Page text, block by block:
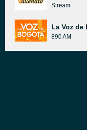
Stream
La Voz de
890 AM